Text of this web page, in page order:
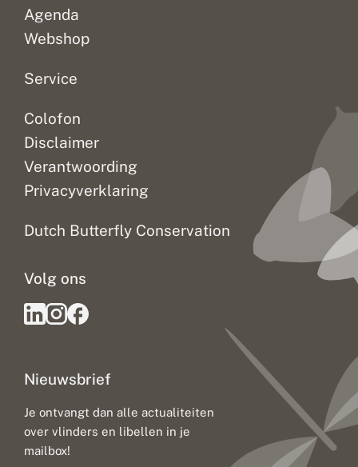
Agenda
Webshop
Service
Colofon
Disclaimer
Verantwoording
Privacyverklaring
Dutch Butterfly Conservation
Nieuwsbrief
Je ontvangt dan alle actualiteiten
over vlinders en libellen in je
mailbox!
Volg ons